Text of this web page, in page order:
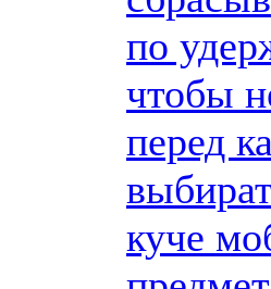
по
чтобы
перед
куче